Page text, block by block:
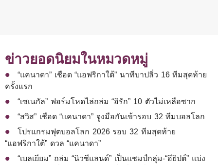
ข่าวยอดนิยมในหมวดหมู่
“แคนาดา” เชือด “แอฟริกาใต้” นาทีบาปลิ่ว 16 ทีมสุดท้าย
ครั้งแรก
“เซเนกัล” ฟอร์มโหดไล่ถล่ม “อิรัก” 10 ตัวไม่เหลือซาก
“สวิส” เชือด “แคนาดา” จูงมือกันเข้ารอบ 32 ทีมบอลโลก
โปรแกรมฟุตบอลโลก 2026 รอบ 32 ทีมสุดท้าย
“แอฟริกาใต้” ดวล “แคนาดา”
“เบลเยียม” ถล่ม “นิวซีแลนด์” เป็นแชมป์กลุ่ม-“อียิปต์” แบ่ง